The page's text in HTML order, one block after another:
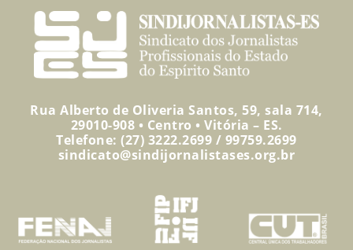
Rua Alberto de Oliveria Santos, 59, sala 714,
29010-908 • Centro • Vitória – ES.
Telefone: (27) 3222.2699 / 99759.2699
sindicato@sindijornalistases.org.br